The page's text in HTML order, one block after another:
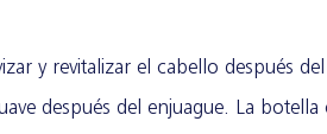
y revitalizar el cabello después
después del enjuague. La